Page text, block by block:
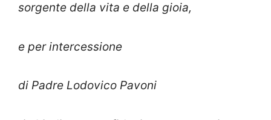
sorgente della vita e della gioia,
e per intercessione
di Padre Lodovico Pavoni